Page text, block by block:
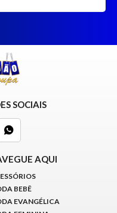
SOCIAIS
AQUI
BEBÊ
EVANGÉLICA